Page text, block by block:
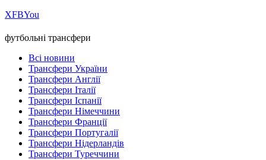
ХFBYou
футбольні трансфери
Всі новини
Трансфери України
Трансфери Англії
Трансфери Італії
Трансфери Іспанії
Трансфери Німеччини
Трансфери Франції
Трансфери Португалії
Трансфери Нідерландів
Трансфери Туреччини